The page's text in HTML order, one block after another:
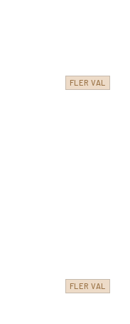
FLER VAL
FLER VAL